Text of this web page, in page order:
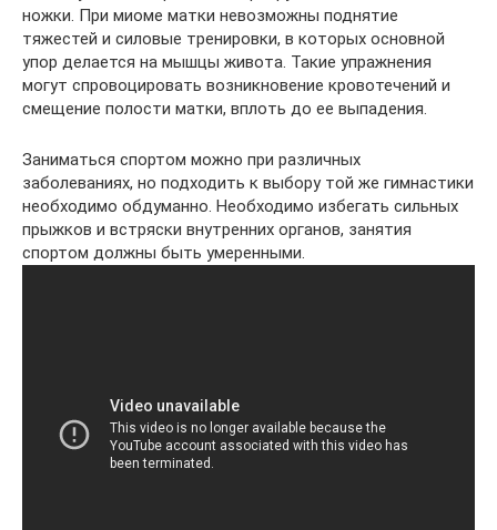
ножки. При миоме матки невозможны поднятие
тяжестей и силовые тренировки, в которых основной
упор делается на мышцы живота. Такие упражнения
могут спровоцировать возникновение кровотечений и
смещение полости матки, вплоть до ее выпадения.
Заниматься спортом можно при различных
заболеваниях, но подходить к выбору той же гимнастики
необходимо обдуманно. Необходимо избегать сильных
прыжков и встряски внутренних органов, занятия
спортом должны быть умеренными.